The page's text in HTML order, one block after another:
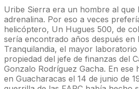
Uribe Sierra era un hombre al que
adrenalina. Por eso a veces
helicóptero, Un Hugues 500, de
sería encontrado años después en
Tranquilandia, el mayor
propiedad del jefe de finanzas del
Gonzalo Rodríguez Gacha. En ese
en Guacharacas el 14 de junio de